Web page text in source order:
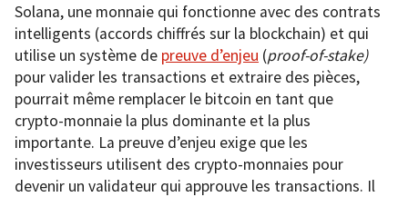
Solana, une monnaie qui fonctionne avec des contrats
intelligents (accords chiffrés sur la blockchain) et qui
utilise un système de preuve d’enjeu (proof-of-stake)
pour valider les transactions et extraire des pièces,
pourrait même remplacer le bitcoin en tant que
crypto-monnaie la plus dominante et la plus
importante. La preuve d’enjeu exige que les
investisseurs utilisent des crypto-monnaies pour
devenir un validateur qui approuve les transactions. Il